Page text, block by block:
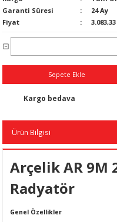
ve Dondurucular
Garanti Süresi
24 Ay
Fiyat
Sepete Ekle
Kargo bedava
Ürün Bilgisi
Arçelik AR 9M
Radyatör
Genel Özellikler